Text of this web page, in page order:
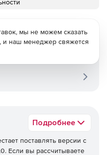
Подробнее
поставлять версии с
Если вы рассчитываете
мы не можем сказать
и наш менеджер свяжется